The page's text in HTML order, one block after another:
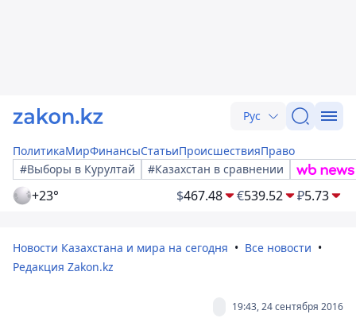
Рус
ПолитикаМирФинансыСтатьиПроисшествияПраво
#Выборы в Курултай
#Казахстан в сравнении
+23° $467.48 €539.52 ₽5.73
Новости Казахстана и мира на сегодня
Все новости
Редакция Zakon.kz
19:43, 24 сентября 2016